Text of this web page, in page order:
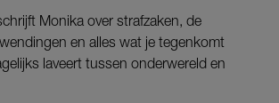
Monika over strafzaken, de
en alles wat je tegenkomt
laveert tussen onderwereld en